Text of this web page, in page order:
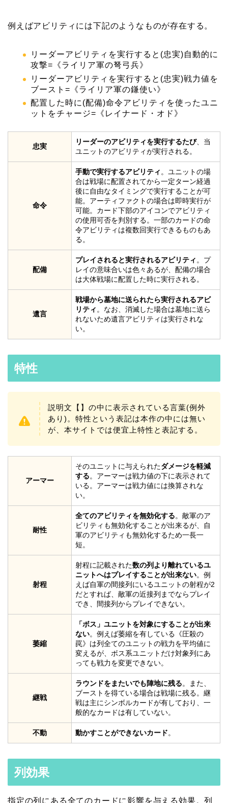
例えばアビリティには下記のようなものが存在する。
リーダーアビリティを実行すると(忠実)自動的に
攻撃=《ライリア軍の弩弓兵》
リーダーアビリティを実行すると(忠実)戦力値を
ブースト=《ライリア軍の鎌使い》
配置した時に(配備)命令アビリティを使ったユニ
ットをチャージ=《レイナード・オド》
忠実
リーダーのアビリティを実行するたび、当
ユニットのアビリティが実行される。
命令
手動で実行するアビリティ 。ユニットの場
合は戦場に配置されてから一定ターン経過
後に自由なタイミングで実行することが可
能。アーティファクトの場合は即時実行が
可能。カード下部のアイコンでアビリティ
の使用可否を判別する。一部のカードの命
令アビリティは複数回実行できるものもあ
る。
配備
プレイされると実行されるアビリティ 。プ
レイの意味合いは色々あるが、配備の場合
は大体戦場に配置した時に実行される。
遺言
戦場から墓地に送られたら実行されるアビ
リティ 。なお、消滅した場合は墓地に送ら
れないため遺言アビリティは実行されな
い。
特性
説明文【】の中に表示されている言葉(例外
あり)。特性という表記は本作の中には無い
が、本サイトでは便宜上特性と表記する。
アーマー
そのユニットに与えられたダメージを軽減
する。アーマーは戦力値の下に表示されて
いる。アーマーは戦力値には換算されな
い。
耐性
全てのアビリティを無効化する。敵軍のア
ビリティも無効化することが出来るが、自
軍のアビリティも無効化するため一長一
短。
射程
射程に記載された数の列より離れているユ
ニットへはプレイすることが出来ない。例
えば自軍の間接列にいるユニットの射程が2
だとすれば、敵軍の近接列までならプレイ
でき、間接列からプレイできない。
萎縮
「ボス」ユニットを対象にすることが出来
ない。例えば萎縮を有している《圧殺の
罠》は列全てのユニットの戦力を平均値に
変えるが、ボス系ユニットだけ対象列にあ
っても戦力を変更できない。
継戦
ラウンドをまたいでも陣地に残る。また、
ブーストを得ている場合は戦場に残る。継
戦は主にシンボルカードが有しており、一
般的なカードは有していない。
不動 動かすことができないカード。
列効果
指定の列にある全てのカードに影響を与える効果。列